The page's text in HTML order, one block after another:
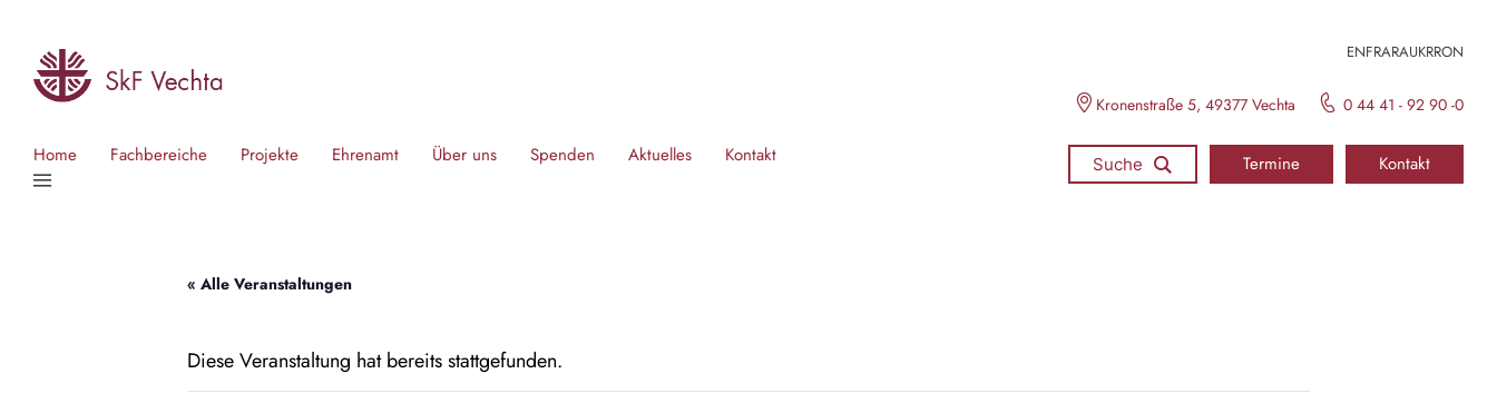
ENFRARAUKRRON
Kronenstraße 5, 49377 Vechta 0 44 41 - 92 90 -0
Home Fachbereiche Projekte Ehrenamt Über uns Spenden Aktuelles Kontakt Suche Termine Kontakt
« Alle Veranstaltungen
Diese Veranstaltung hat bereits stattgefunden.